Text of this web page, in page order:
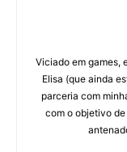
Viciado em games,
Elisa (que ainda
parceria com
com o objetivo